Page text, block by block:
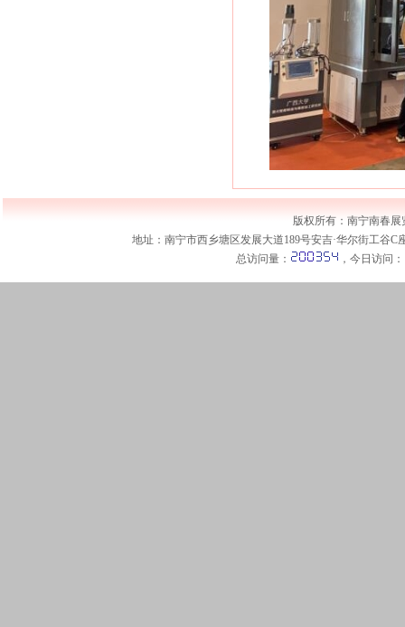
版权所有：南宁南春
地址：南宁市西乡塘区发展大道189号安吉·华尔街工谷C
总访问量：
，今日访问：